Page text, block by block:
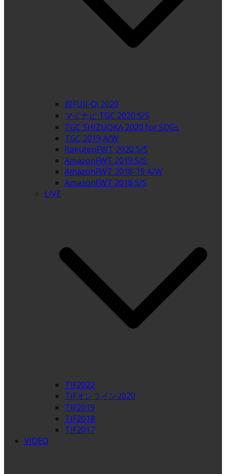
超FUJI-Q! 2020
マイナビ TGC 2020 S/S
TGC SHIZUOKA 2020 for SDGs
TGC 2019 A/W
RakutenFWT 2020 S/S
AmazonFWT 2019 S/S
AmazonFWT 2018-19 A/W
AmazonFWT 2018 S/S
LIVE
TIF2022
TIFオンライン2020
TIF2019
TIF2018
TIF2017
VIDEO